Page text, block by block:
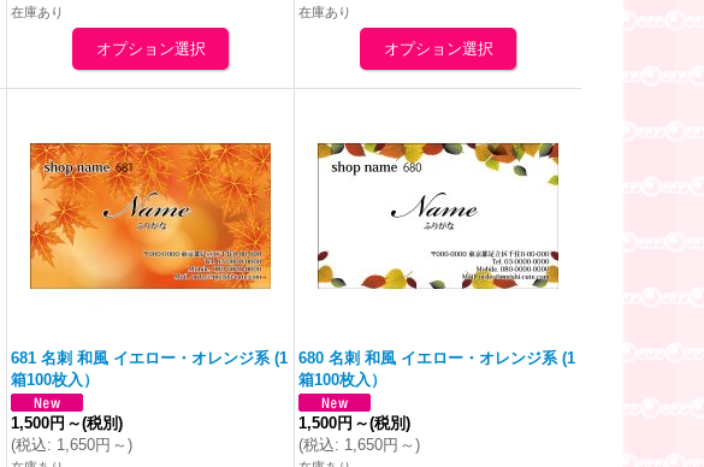
在庫あり 在庫あり
681 名刺 和風 イエロー・オレンジ系 (1
箱100枚入）
1,500円 ～(税別)
(税込: 1,650円 ～)
680 名刺 和風 イエロー・オレンジ系 (1
箱100枚入）
1,500円 ～(税別)
(税込: 1,650円 ～)